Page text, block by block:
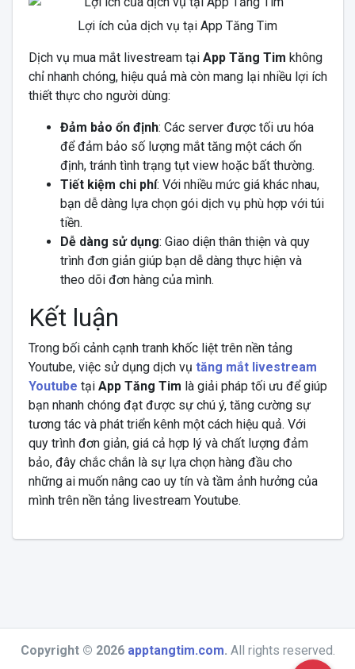
Lợi ích của dịch vụ tại App Tăng Tim
Dịch vụ mua mắt livestream tại App Tăng Tim không
chỉ nhanh chóng, hiệu quả mà còn mang lại nhiều lợi ích
thiết thực cho người dùng:
Đảm bảo ổn định: Các server được tối ưu hóa
để đảm bảo số lượng mắt tăng một cách ổn
định, tránh tình trạng tụt view hoặc bất thường.
Tiết kiệm chi phí: Với nhiều mức giá khác nhau,
bạn dễ dàng lựa chọn gói dịch vụ phù hợp với túi
tiền.
Dễ dàng sử dụng: Giao diện thân thiện và quy
trình đơn giản giúp bạn dễ dàng thực hiện và
theo dõi đơn hàng của mình.
Kết luận
Trong bối cảnh cạnh tranh khốc liệt trên nền tảng
Youtube, việc sử dụng dịch vụ tăng mắt livestream
Youtube tại App Tăng Tim là giải pháp tối ưu để giúp
bạn nhanh chóng đạt được sự chú ý, tăng cường sự
tương tác và phát triển kênh một cách hiệu quả. Với
quy trình đơn giản, giá cả hợp lý và chất lượng đảm
bảo, đây chắc chắn là sự lựa chọn hàng đầu cho
những ai muốn nâng cao uy tín và tầm ảnh hưởng của
mình trên nền tảng livestream Youtube.
Copyright © 2026 apptangtim.com. All rights reserved.